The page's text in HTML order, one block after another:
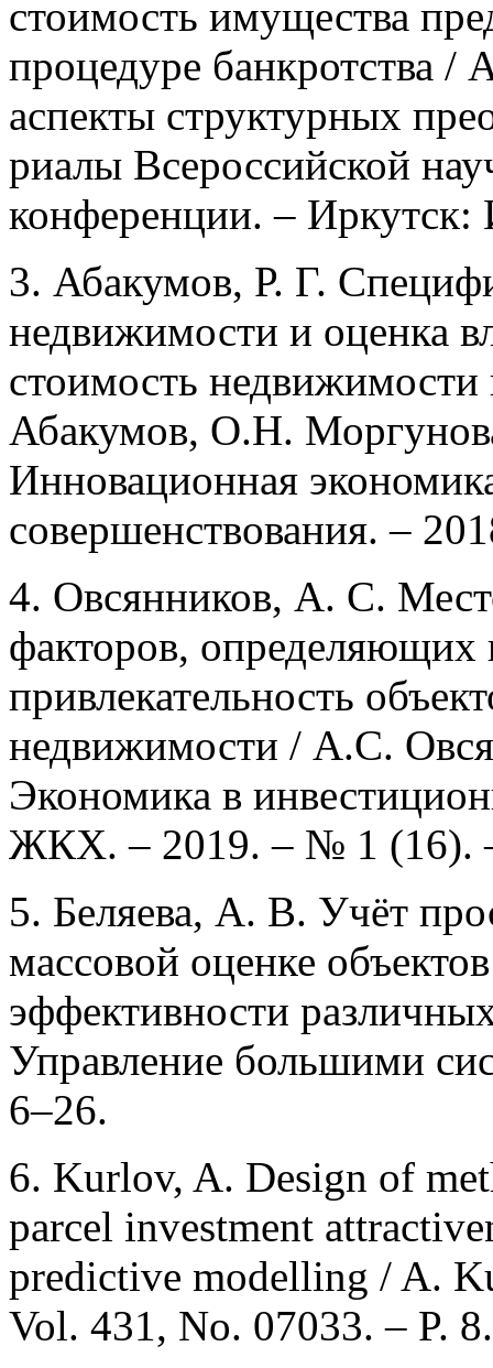
стоимость имущества
процедуре банкротства
аспекты структурных
риалы Всероссийской
конференции. –
3. Абакумов, Р. Г.
недвижимости и оценка
стоимость недвижимости
Абакумов, О.Н.
Инновационная
совершенствования. –
4. Овсянников, А. С.
факторов,
привлекательность
недвижимости / А.С.
Экономика в
ЖКХ. – 2019. – № 1 (16).
5. Беляева, А. В. Учёт
массовой оценке
эффективности
Управление большими
6–26.
6. Kurlov, A. Design of
parcel investment
predictive modelling / A.
Vol. 431, No. 07033. – P. 8.